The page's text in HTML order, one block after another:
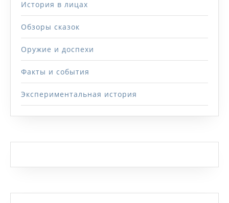
История в лицах
Обзоры сказок
Оружие и доспехи
Факты и события
Экспериментальная история